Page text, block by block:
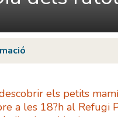
els petits
a les 18?h al Refugi